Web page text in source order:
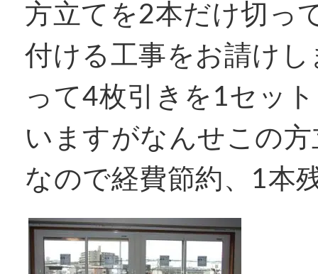
方立てを2本だけ切っ
付ける工事をお請け
って4枚引きを1セッ
いますがなんせこの
なので経費節約、1本